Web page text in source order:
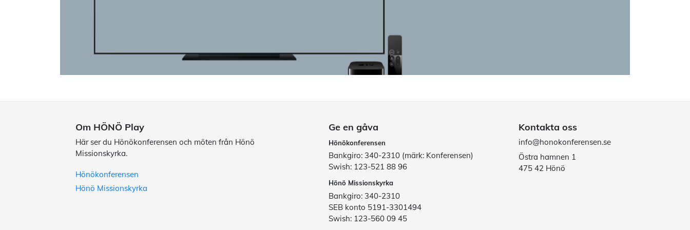
Om HÖNÖ Play
Här ser du Hönökonferensen och möten från Hönö
Missionskyrka.
Hönökonferensen
Hönö Missionskyrka
Ge en gåva
Hönökonferensen
Bankgiro: 340-2310 (märk: Konferensen)
Swish: 123-521 88 96
Hönö Missionskyrka
Bankgiro: 340-2310
SEB konto 5191-3301494
Swish: 123-560 09 45
Kontakta oss
info@honokonferensen.se
Östra hamnen 1
475 42 Hönö